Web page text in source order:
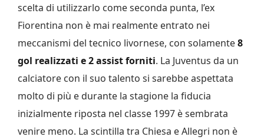
scelta di utilizzarlo come seconda punta, l’ex
Fiorentina non è mai realmente entrato nei
meccanismi del tecnico livornese, con solamente8
gol realizzati e 2 assist forniti. La Juventus da un
calciatore con il suo talento si sarebbe aspettata
molto di più e durante la stagione la fiducia
inizialmente riposta nel classe 1997 è sembrata
venire meno. La scintilla tra Chiesa e Allegri non è